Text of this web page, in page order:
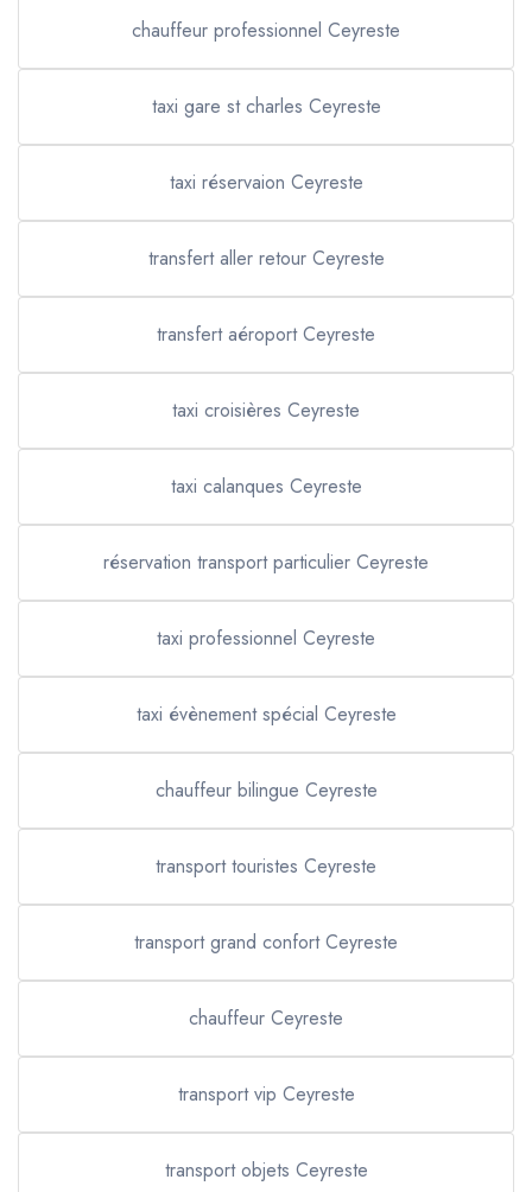
chauffeur professionnel Ceyreste
taxi gare st charles Ceyreste
taxi réservaion Ceyreste
transfert aller retour Ceyreste
transfert aéroport Ceyreste
taxi croisières Ceyreste
taxi calanques Ceyreste
réservation transport particulier Ceyreste
taxi professionnel Ceyreste
taxi évènement spécial Ceyreste
chauffeur bilingue Ceyreste
transport touristes Ceyreste
transport grand confort Ceyreste
chauffeur Ceyreste
transport vip Ceyreste
transport objets Ceyreste